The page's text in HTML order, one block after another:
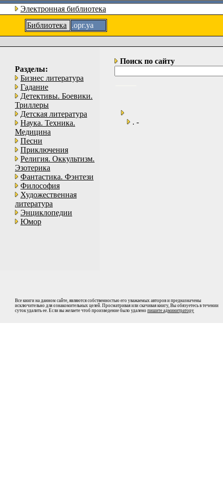
Электронная библиотека
Библиотека
.орг.уа
Разделы:
Бизнес литература
Гадание
Детективы. Боевики.
Триллеры
Детская литература
Наука. Техника.
Медицина
Песни
Приключения
Религия. Оккультизм.
Эзотерика
Фантастика. Фэнтези
Философия
Художественная
литература
Энциклопедии
Юмор
Поиск по сайту
. -
Все книги на данном сайте, являются собственностью его уважаемых авторов и предназначены
исключительно для ознакомительных целей. Просматривая или скачивая книгу, Вы обязуетесь в течении
суток удалить ее. Если вы желаете чтоб произведение было удалено пишите админитратору